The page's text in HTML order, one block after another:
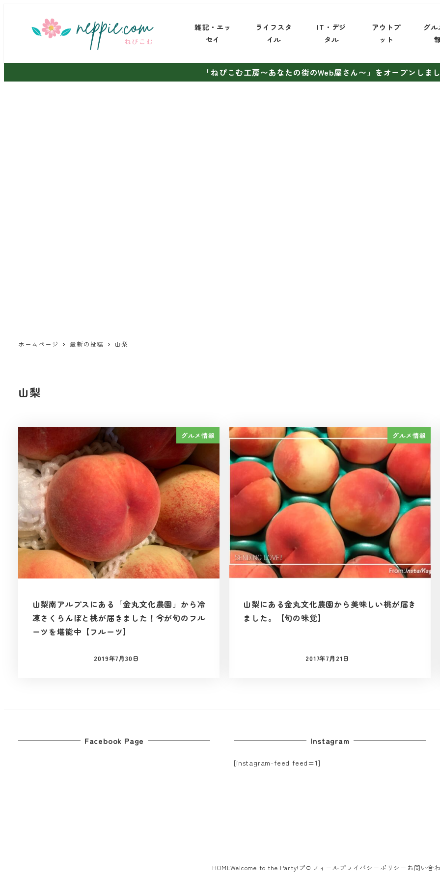
ン
テ
雑記・エッ
セイ
ライフスタ
イル
IT・デジ
タル
アウトプ
ット
グ
「ねぴこむ工房〜あなたの街のWeb屋さん〜」をオープンしま
ホームページ 最新の投稿 山梨
山梨
グルメ情報
山梨南アルプスにある「金丸文化農園」から冷
凍さくらんぼと桃が届きました！今が旬のフル
ーツを堪能中【フルーツ】
投稿日
2019年7月30日
グルメ情報
山梨にある金丸文化農園から美味しい桃が届き
ました。【旬の味覚】
投稿日
2017年7月21日
Facebook Page Instagram
[instagram-feed feed=1]
HOMEWelcome to the Party! プロフィールプライバシーポリシー お問い合